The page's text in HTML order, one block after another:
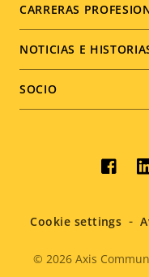
CARRERAS
NOTICIAS E
SOCIO
© 2026Axis
Cookie settings